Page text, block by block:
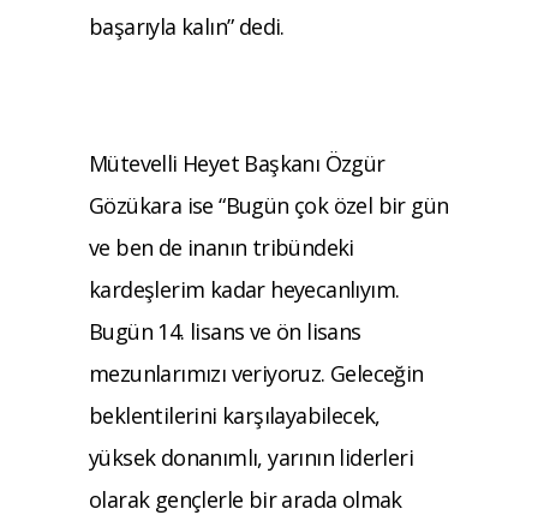
başarıyla kalın” dedi.
Mütevelli Heyet Başkanı Özgür
Gözükara ise “Bugün çok özel bir gün
ve ben de inanın tribündeki
kardeşlerim kadar heyecanlıyım.
Bugün 14. lisans ve ön lisans
mezunlarımızı veriyoruz. Geleceğin
beklentilerini karşılayabilecek,
yüksek donanımlı, yarının liderleri
olarak gençlerle bir arada olmak